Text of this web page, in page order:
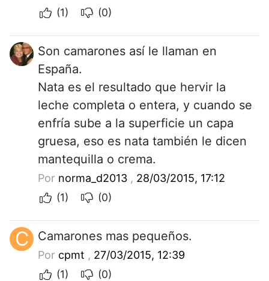
(1)
(0)
Son camarones así le llaman en
España.
Nata es el resultado que hervir la
leche completa o entera, y cuando se
enfría sube a la superficie un capa
gruesa, eso es nata también le dicen
mantequilla o crema.
Por norma_d2013 , 28/03/2015, 17:12
(1)
(0)
C Camarones mas pequeños.
Por cpmt , 27/03/2015, 12:39
(1)
(0)